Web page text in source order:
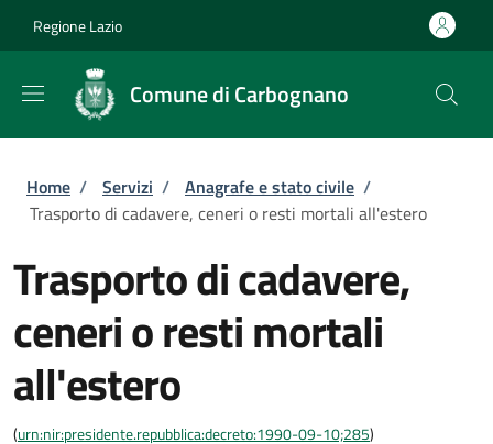
Regione Lazio
Comune di Carbognano
Briciole di pane
Home / Servizi / Anagrafe e stato civile /
Trasporto di cadavere, ceneri o resti mortali all'estero
Trasporto di cadavere,
ceneri o resti mortali
all'estero
(urn:nir:presidente.repubblica:decreto:1990-09-10;285)